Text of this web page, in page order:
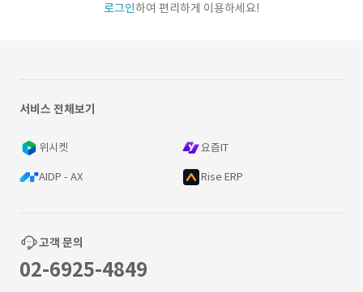
로그인하여 편리하게 이용하세요!
서비스 전체보기
위시켓 요즘IT
AIDP - AX Rise ERP
고객 문의
02-6925-4849